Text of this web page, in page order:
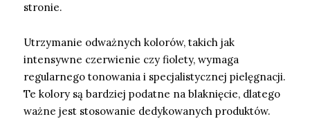
stronie.
Utrzymanie odważnych kolorów, takich jak
intensywne czerwienie czy fiolety, wymaga
regularnego tonowania i specjalistycznej pielęgnacji.
Te kolory są bardziej podatne na blaknięcie, dlatego
ważne jest stosowanie dedykowanych produktów.